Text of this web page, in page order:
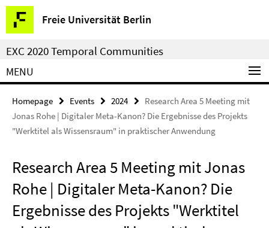
Springe
direkt
zu
Inhalt
Freie Universität Berlin
Service
Navigation
EXC 2020 Temporal Communities
MENU
Homepage Events 2024
Research Area 5 Meeting mit
Jonas Rohe | Digitaler Meta-Kanon? Die Ergebnisse des Projekts
"Werktitel als Wissensraum" in praktischer Anwendung
Research Area 5 Meeting mit Jonas
Rohe | Digitaler Meta-Kanon? Die
Ergebnisse des Projekts "Werktitel